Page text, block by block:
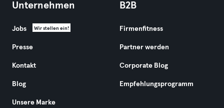
Unternehmen
Jobs Wir stellen ein!
Presse
Kontakt
Blog
Unsere Marke
B2B
Firmenfitness
Partner werden
Corporate Blog
Empfehlungsprogramm